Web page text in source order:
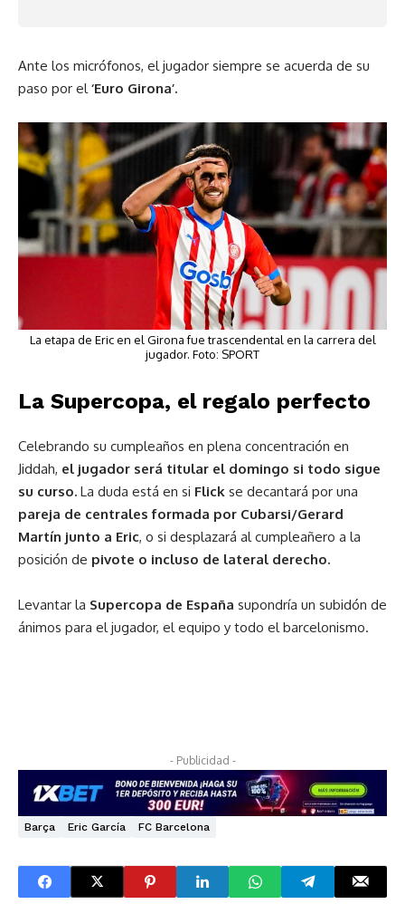
Ante los micrófonos, el jugador siempre se acuerda de su
paso por el ‘Euro Girona’.
La etapa de Eric en el Girona fue trascendental en la carrera del
jugador. Foto: SPORT
La Supercopa, el regalo perfecto
Celebrando su cumpleaños en plena concentración en
Jiddah, el jugador será titular el domingo si todo sigue
su curso. La duda está en si Flick se decantará por una
pareja de centrales formada por Cubarsi/Gerard
Martín junto a Eric, o si desplazará al cumpleañero a la
posición de pivote o incluso de lateral derecho.
Levantar la Supercopa de España supondría un subidón de
ánimos para el jugador, el equipo y todo el barcelonismo.
- Publicidad -
Barça Eric García FC Barcelona